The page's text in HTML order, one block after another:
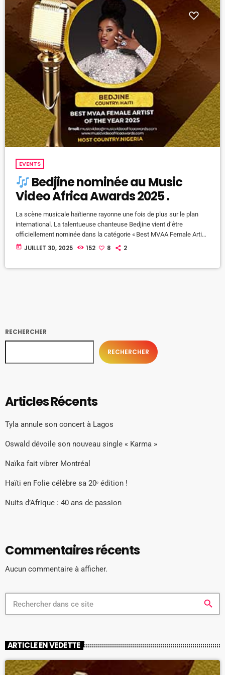
EVENTS
Bedjine nominée au Music
Video Africa Awards 2025 .
La scène musicale haïtienne rayonne une fois de plus sur le plan
international. La talentueuse chanteuse Bedjine vient d’être
officiellement nominée dans la catégorie « Best MVAA Female Artist
of the Year 2025 » aux Music Video Africa Awards (MVAA), un
today JUILLET 30, 2025 152 8 2
RECHERCHER
RECHERCHER
Articles Récents
Tyla annule son concert à Lagos
Oswald dévoile son nouveau single « Karma »
Naïka fait vibrer Montréal
Haïti en Folie célèbre sa 20ᵉ édition !
Nuits d’Afrique : 40 ans de passion
Commentaires récents
Aucun commentaire à afficher.
search
ARTICLE EN VEDETTE